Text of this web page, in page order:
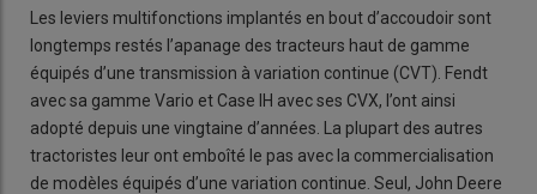
Les leviers multifonctions implantés en bout d’accoudoir sont
longtemps restés l’apanage des tracteurs haut de gamme
équipés d’une transmission à variation continue (CVT). Fendt
avec sa gamme Vario et Case IH avec ses CVX, l’ont ainsi
adopté depuis une vingtaine d’années. La plupart des autres
tractoristes leur ont emboîté le pas avec la commercialisation
de modèles équipés d’une variation continue. Seul, John Deere